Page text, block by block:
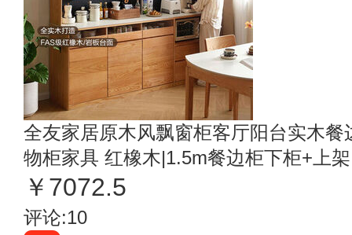
全友家居原木风飘窗柜客厅阳台实木
物柜家具 红橡木|1.5m餐边柜下柜+上架
￥7072.5
评论:10